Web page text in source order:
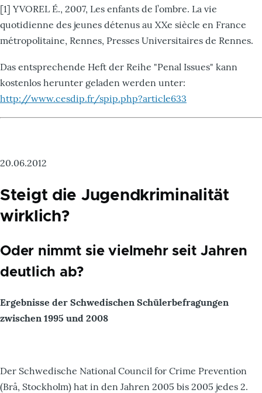
[1] YVOREL É., 2007, Les enfants de l’ombre. La vie
quotidienne des jeunes détenus au XXe siècle en France
métropolitaine, Rennes, Presses Universitaires de Rennes.
Das entsprechende Heft der Reihe "Penal Issues" kann
kostenlos herunter geladen werden unter:
http://www.cesdip.fr/spip.php?article633
20.06.2012
Steigt die Jugendkriminalität
wirklich?
Oder nimmt sie vielmehr seit Jahren
deutlich ab?
Ergebnisse der Schwedischen Schülerbefragungen
zwischen 1995 und 2008
Der Schwedische National Council for Crime Prevention
(Brå, Stockholm) hat in den Jahren 2005 bis 2005 jedes 2.